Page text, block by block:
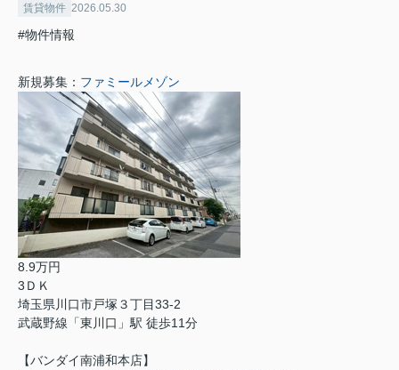
賃貸物件 2026.05.30
#物件情報
新規募集： ファミールメゾン
8.9万円
3ＤＫ
埼玉県川口市戸塚３丁目33-2
武蔵野線「東川口」駅 徒歩11分
【バンダイ南浦和本店】